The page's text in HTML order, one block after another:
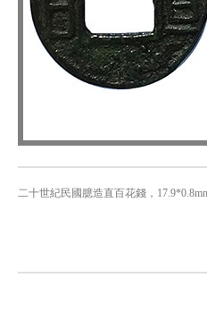
二十世紀民國臆造直百花錢，